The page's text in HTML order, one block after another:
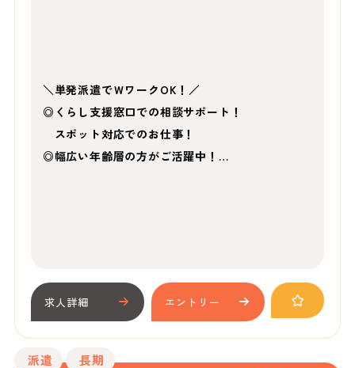
＼単発派遣でＷワークOK！／
◎くらし支援窓口での相談サポート！
スポット対応でのお仕事！
◎幅広い年齢層の方がご活躍中！…
求人詳細 エントリー
派遣 長期